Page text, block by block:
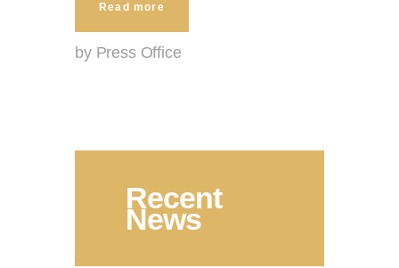
Read more
by Press Office
Recent
News